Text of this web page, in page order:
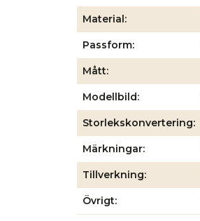
Material
Passform
Mått
Modellbild
Storlekskonvertering
Märkningar
Tillverkning
Övrigt